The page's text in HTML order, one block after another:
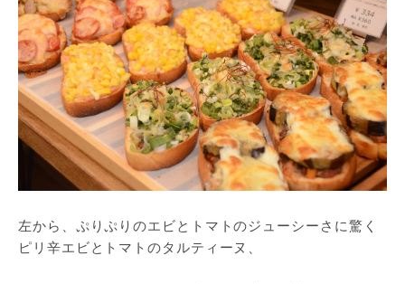
左から、ぷりぷりのエビとトマトのジューシーさに驚く
ピリ辛エビとトマトのタルティーヌ、